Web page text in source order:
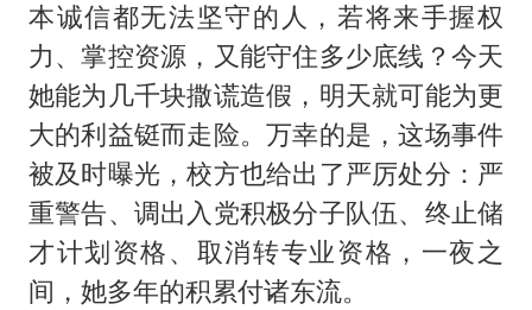
本诚信都无法坚守的人，若将来手握权
力、掌控资源，又能守住多少底线？今天
她能为几千块撒谎造假，明天就可能为更
大的利益铤而走险。万幸的是，这场事件
被及时曝光，校方也给出了严厉处分：严
重警告、调出入党积极分子队伍、终止储
才计划资格、取消转专业资格，一夜之
间，她多年的积累付诸东流。